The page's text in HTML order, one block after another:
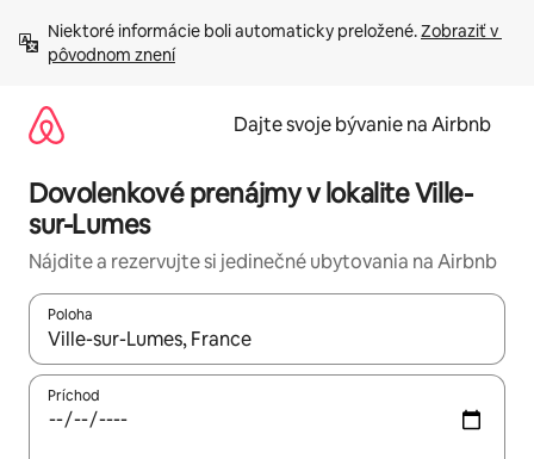
obsah.
Niektoré informácie boli automaticky preložené. Zobraziť v
pôvodnom znení
Dajte svoje bývanie na Airbnb
Dovolenkové prenájmy v lokalite Ville-
sur-Lumes
Nájdite a rezervujte si jedinečné ubytovania na Airbnb
Poloha
Keď budú výsledky k dispozícii, môžete si ich prechádzať
Príchod